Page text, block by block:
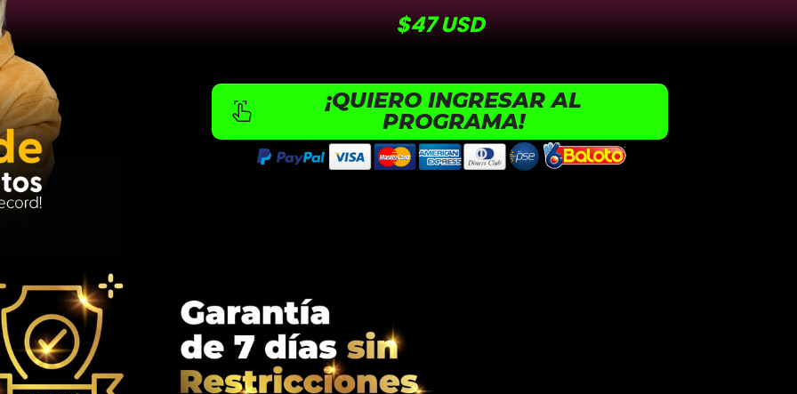
$47 USD
¡QUIERO INGRESAR AL
PROGRAMA!